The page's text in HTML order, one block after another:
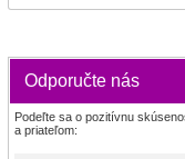
Odporučte nás
Podeľte sa o pozitívnu
a priateľom: